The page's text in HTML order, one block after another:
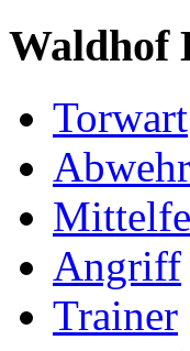
Waldhof
Torwart
Angriff
Trainer